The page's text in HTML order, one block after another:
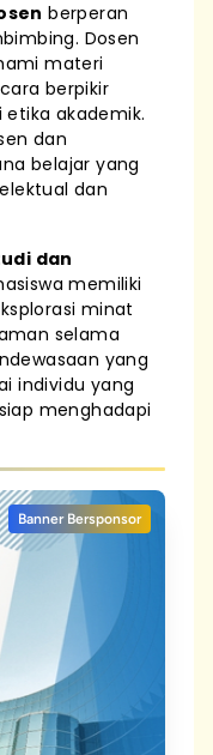
berperan
Dosen
materi
berpikir
akademik.
dan
belajar yang
dan
dan
memiliki
minat
selama
yang
individu yang
menghadapi
Banner Bersponsor